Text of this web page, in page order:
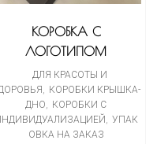
КОРОБКА С
ЛОГОТИПОМ
ДЛЯ КРАСОТЫ И
, КОРОБКИ КРЫШКА-
ДНО, КОРОБКИ С
, УПАК
ОВКА НА ЗАКАЗ